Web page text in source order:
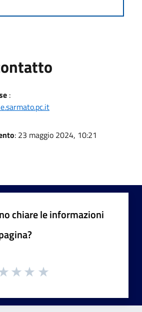
:
: 23 maggio 2024, 10:21
chiare le informazioni